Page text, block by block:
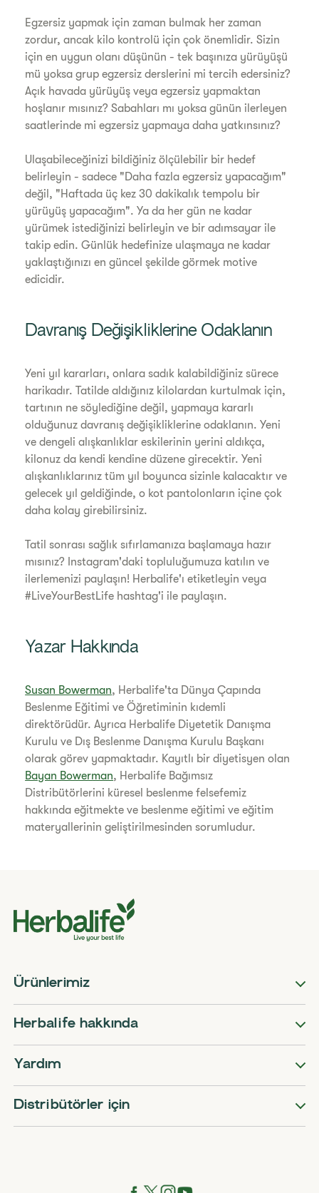
Egzersiz yapmak için zaman bulmak her zaman
zordur, ancak kilo kontrolü için çok önemlidir. Sizin
için en uygun olanı düşünün - tek başınıza yürüyüşü
mü yoksa grup egzersiz derslerini mi tercih edersiniz?
Açık havada yürüyüş veya egzersiz yapmaktan
hoşlanır mısınız? Sabahları mı yoksa günün ilerleyen
saatlerinde mi egzersiz yapmaya daha yatkınsınız?
Ulaşabileceğinizi bildiğiniz ölçülebilir bir hedef
belirleyin - sadece "Daha fazla egzersiz yapacağım"
değil, "Haftada üç kez 30 dakikalık tempolu bir
yürüyüş yapacağım". Ya da her gün ne kadar
yürümek istediğinizi belirleyin ve bir adımsayar ile
takip edin. Günlük hedefinize ulaşmaya ne kadar
yaklaştığınızı en güncel şekilde görmek motive
edicidir.
Davranış Değişikliklerine Odaklanın
Yeni yıl kararları, onlara sadık kalabildiğiniz sürece
harikadır. Tatilde aldığınız kilolardan kurtulmak için,
tartının ne söylediğine değil, yapmaya kararlı
olduğunuz davranış değişikliklerine odaklanın. Yeni
ve dengeli alışkanlıklar eskilerinin yerini aldıkça,
kilonuz da kendi kendine düzene girecektir. Yeni
alışkanlıklarınız tüm yıl boyunca sizinle kalacaktır ve
gelecek yıl geldiğinde, o kot pantolonların içine çok
daha kolay girebilirsiniz.
Tatil sonrası sağlık sıfırlamanıza başlamaya hazır
mısınız? Instagram'daki topluluğumuza katılın ve
ilerlemenizi paylaşın! Herbalife'ı etiketleyin veya
#LiveYourBestLife hashtag'i ile paylaşın.
Yazar Hakkında
Susan Bowerman, Herbalife'ta Dünya Çapında
Beslenme Eğitimi ve Öğretiminin kıdemli
direktörüdür. Ayrıca Herbalife Diyetetik Danışma
Kurulu ve Dış Beslenme Danışma Kurulu Başkanı
olarak görev yapmaktadır. Kayıtlı bir diyetisyen olan
Bayan Bowerman, Herbalife Bağımsız
Distribütörlerini küresel beslenme felsefemiz
hakkında eğitmekte ve beslenme eğitimi ve eğitim
materyallerinin geliştirilmesinden sorumludur.
Ürünlerimiz
Herbalife hakkında
Yardım
Distribütörler için